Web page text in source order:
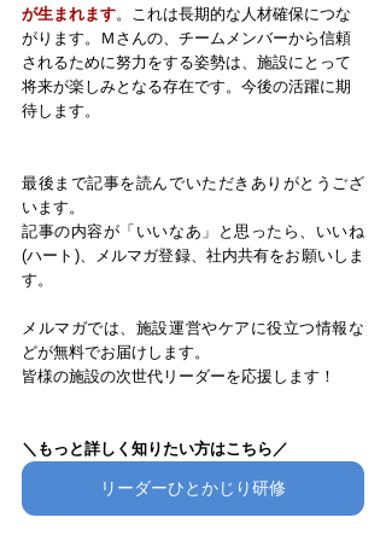
が生まれます。これは長期的な人材確保につな
がります。Ｍさんの、チームメンバーから信頼
されるために努力をする姿勢は、施設にとって
将来が楽しみとなる存在です。今後の活躍に期
待します。
最後まで記事を読んでいただきありがとうござ
います。
記事の内容が「いいなあ」と思ったら、いいね
(ハート)、メルマガ登録、社内共有をお願いしま
す。
メルマガでは、施設運営やケアに役立つ情報な
どが無料でお届けします。
皆様の施設の次世代リーダーを応援します！
＼もっと詳しく知りたい方はこちら／
リーダーひとかじり研修